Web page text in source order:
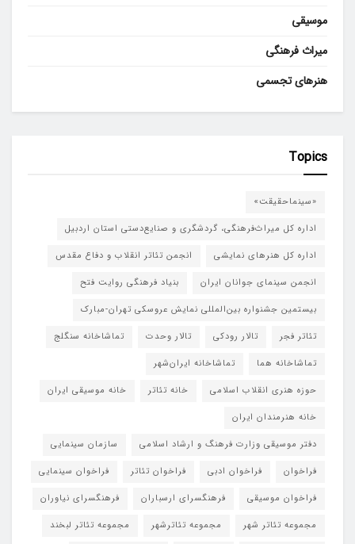
موسیقی
میراث فرهنگی
هنرهای تجسمی
Topics
«سینماحقیقت»
اداره کل میراث‌فرهنگی، گردشگری و صنایع‌دستی استان اردبیل
اداره کل هنرهای نمایشی
انجمن تئاتر انقلاب و دفاع مقدس
انجمن سینمای جوانان ایران
بنیاد فرهنگی روایت فتح
بیستمین جشنواره بین‌المللی نمایش عروسکی تهران-مبارک
تئاتر فجر
تالار رودکی تالار وحدت
تماشاخانه سنگلج
تماشاخانه هما
تماشاخانه‌ ایران‌شهر
حوزه هنری انقلاب اسلامی
خانه تئاتر
خانه موسیقی ایران
خانه هنرمندان ایران
دفتر موسیقی وزارت فرهنگ و ارشاد اسلامی
سازمان سینمایی
فراخوان
فراخوان ادبی فراخوان تئاتر
فراخوان سینمایی
فراخوان موسیقی
فرهنگسرای ارسباران
فرهنگسرای نیاوران
مجموعه تئاتر شهر
مجموعه تئاترشهر
مجموعه تئاتر لبخند